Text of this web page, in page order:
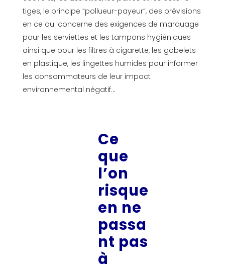
tiges, le principe “pollueur-payeur”, des prévisions
en ce qui concerne des exigences de marquage
pour les serviettes et les tampons hygiéniques
ainsi que pour les filtres à cigarette, les gobelets
en plastique, les lingettes humides pour informer
les consommateurs de leur impact
environnemental négatif…
Ce
que
l’on
risque
en ne
passa
nt pas
à